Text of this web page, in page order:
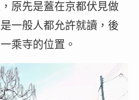
原先是蓋在京都伏見做
一般人都允許就讀，後
乘寺的位置。